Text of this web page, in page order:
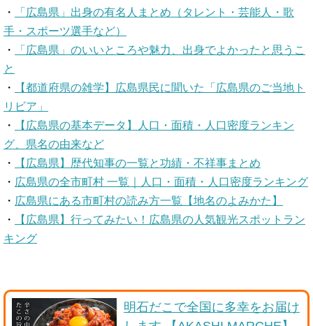
・
「広島県」出身の有名人まとめ（タレント・芸能人・歌
手・スポーツ選手など）
・
「広島県」のいいところや魅力、出身でよかったと思うこ
と
・
【都道府県の雑学】広島県民に聞いた「広島県のご当地ト
リビア」
・
【広島県の基本データ】人口・面積・人口密度ランキン
グ、県名の由来など
・
【広島県】歴代知事の一覧と功績・不祥事まとめ
・ 広島県の全市町村 一覧｜人口・面積・人口密度ランキング
・ 広島県にある市町村の読み方一覧【地名のよみかた】
・
【広島県】行ってみたい！広島県の人気観光スポットラン
キング
明石だこで全国に多幸をお届け